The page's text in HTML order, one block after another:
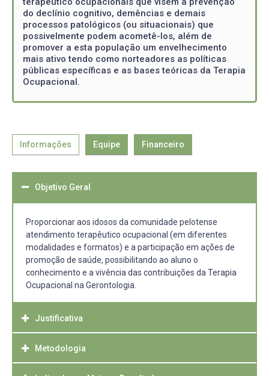
do declínio cognitivo, demências e demais
processos patológicos (ou situacionais) que
possivelmente podem acometê-los, além de
promover a esta população um envelhecimento
mais ativo tendo como norteadores as políticas
públicas específicas e as bases teóricas da Terapia
Ocupacional.
Informações Equipe Financeiro
Objetivo Geral
Proporcionar aos idosos da comunidade pelotense
atendimento terapêutico ocupacional (em diferentes
modalidades e formatos) e a participação em ações de
promoção de saúde, possibilitando ao aluno o
conhecimento e a vivência das contribuições da Terapia
Ocupacional na Gerontologia.
Justificativa
A Gerontologia é uma das áreas que mais vem crescendo
no mercado brasileiro. Isso é reflexo do fenômeno do
Metodologia